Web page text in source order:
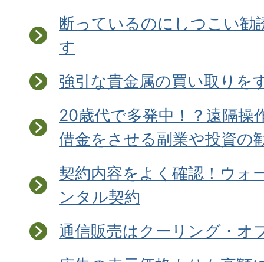
断っているのにしつこい勧
す
強引な貴金属の買い取りを
20歳代で多発中！？遠隔操
借金をさせる副業や投資の
契約内容をよく確認！ウォ
ンタル契約
通信販売はクーリング・オ